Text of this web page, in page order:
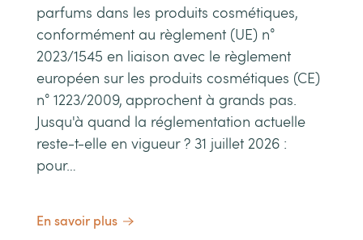
parfums dans les produits cosmétiques,
conformément au règlement (UE) n°
2023/1545 en liaison avec le règlement
européen sur les produits cosmétiques (CE)
n° 1223/2009, approchent à grands pas.
Jusqu'à quand la réglementation actuelle
reste-t-elle en vigueur ? 31 juillet 2026 :
pour…
En savoir plus